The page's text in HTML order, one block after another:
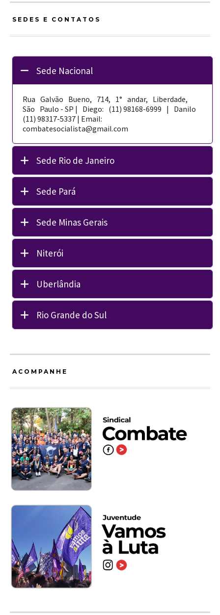
SEDES E CONTATOS
Sede Nacional
Rua Galvão Bueno, 714, 1° andar, Liberdade,
São Paulo - SP | Diego: (11) 98168-­6999 | Danilo
(11) 98317-5337 | Email:
combatesocialista@gmail.com
Sede Rio de Janeiro
Sede Pará
Sede Minas Gerais
Niterói
Uberlândia
Rio Grande do Sul
ACOMPANHE